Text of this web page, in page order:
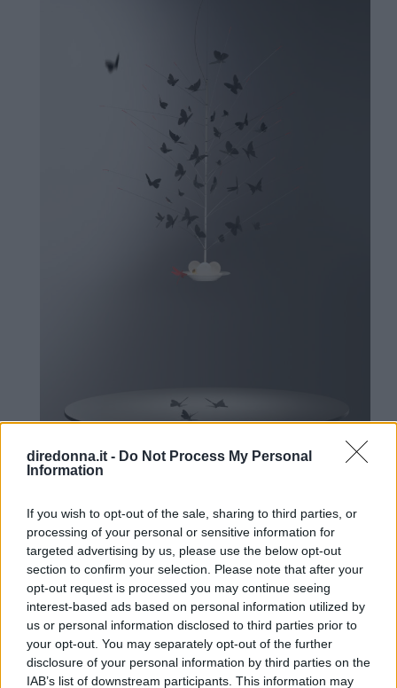
diredonna.it - Do Not Process My Personal
Information
If you wish to opt-out of the sale, sharing to third parties, or
processing of your personal or sensitive information for
targeted advertising by us, please use the below opt-out
section to confirm your selection. Please note that after your
opt-out request is processed you may continue seeing
interest-based ads based on personal information utilized by
us or personal information disclosed to third parties prior to
your opt-out. You may separately opt-out of the further
disclosure of your personal information by third parties on the
IAB’s list of downstream participants. This information may
Linea Light Group. Come ogni anno, Linea
Light Group svela in anteprima il concept
dello stand partendo dal claim, il cuore del
progetto comunicativo. “Light On Time”
enfatizza le parole Luce e Tempo, non a
caso. Prendendo spunto dai principi fisici
della Relatività, il brand ha immaginato la